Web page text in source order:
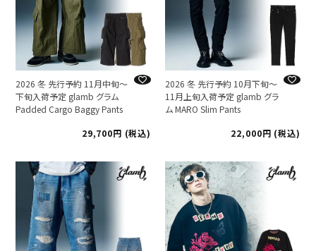
2026 冬 先行予約 11月中旬～
下旬入荷予定 glamb グラム
Padded Cargo Baggy Pants
29,700
税込
2026 冬 先行予約 10月下旬～
11月上旬入荷予定 glamb グラ
ム MARO Slim Pants
22,000
税込